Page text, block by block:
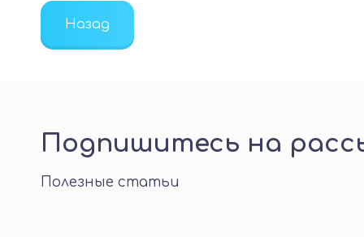
Назад
Подпишитесь на
Полезные статьи